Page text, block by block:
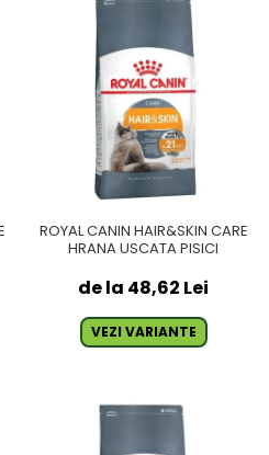
ROYAL CANIN HAIR&SKIN CARE
HRANA USCATA PISICI
de la 48,62 Lei
VEZI VARIANTE